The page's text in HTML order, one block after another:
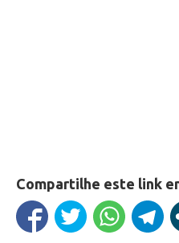
Compartilhe este link